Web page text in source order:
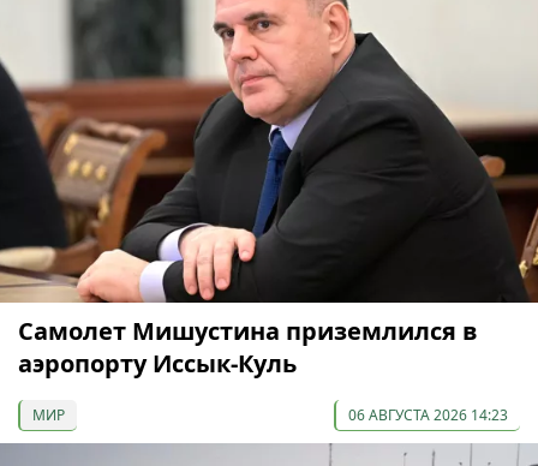
Самолет Мишустина приземлился в
аэропорту Иссык-Куль
МИР 06 АВГУСТА 2026 14:23